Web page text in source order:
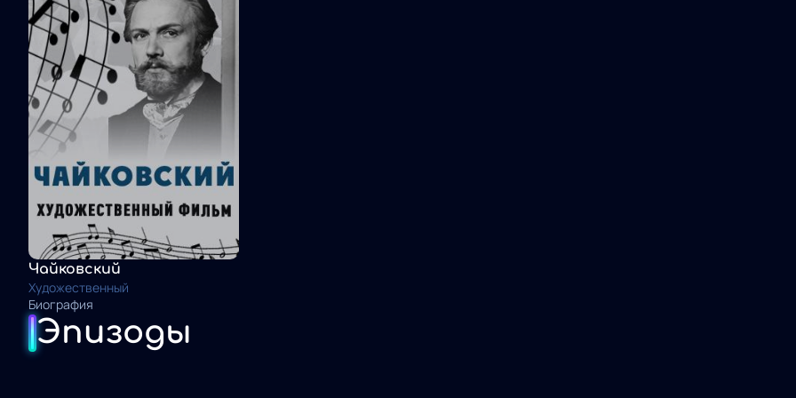
Чайковский
Художественный
Биография
Эпизоды